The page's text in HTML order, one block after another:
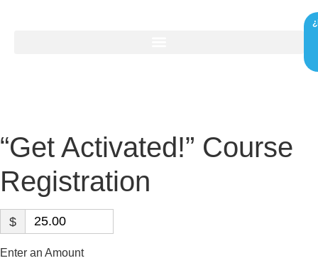
“Get Activated!” Course
Registration
$
Enter an Amount